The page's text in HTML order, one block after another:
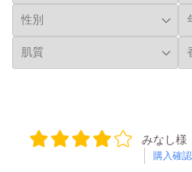
ーション #ボディローショ
みなし様
購入確